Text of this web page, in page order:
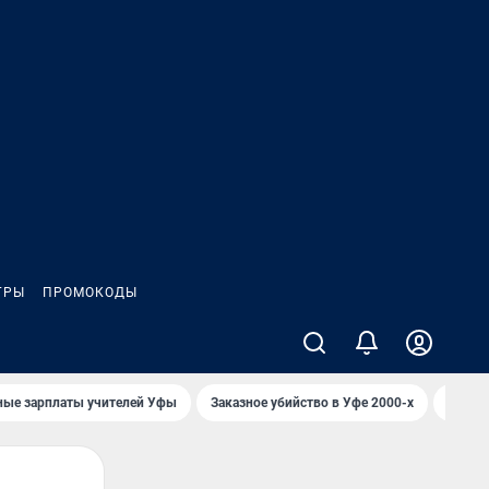
ПРОМОКОДЫ
зарплаты учителей Уфы Заказное убийство в Уфе 2000-х